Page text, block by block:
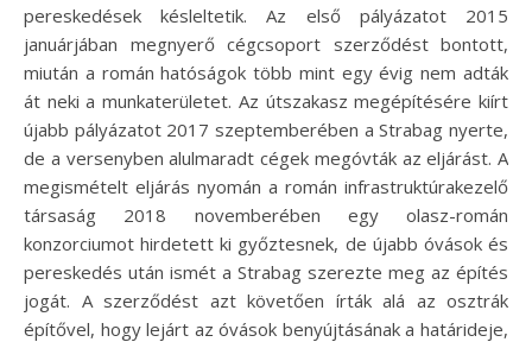
pereskedések késleltetik. Az első pályázatot 2015
januárjában megnyerő cégcsoport szerződést bontott,
miután a román hatóságok több mint egy évig nem adták
át neki a munkaterületet. Az útszakasz megépítésére kiírt
újabb pályázatot 2017 szeptemberében a Strabag nyerte,
de a versenyben alulmaradt cégek megóvták az eljárást. A
megismételt eljárás nyomán a román infrastruktúrakezelő
társaság 2018 novemberében egy olasz-román
konzorciumot hirdetett ki győztesnek, de újabb óvások és
pereskedés után ismét a Strabag szerezte meg az építés
jogát. A szerződést azt követően írták alá az osztrák
építővel, hogy lejárt az óvások benyújtásának a határideje,